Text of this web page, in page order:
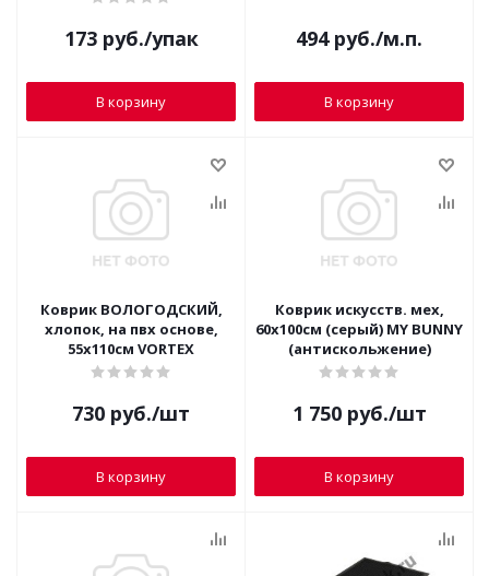
173руб./упак
В корзину
494руб./м.п.
В корзину
Коврик ВОЛОГОДСКИЙ,
хлопок, на пвх основе,
55х110см VORTEX
730 руб./шт
В корзину
Коврик искусств. мех,
60х100см (серый) MY BUNNY
(антискольжение)
1 750руб./шт
В корзину